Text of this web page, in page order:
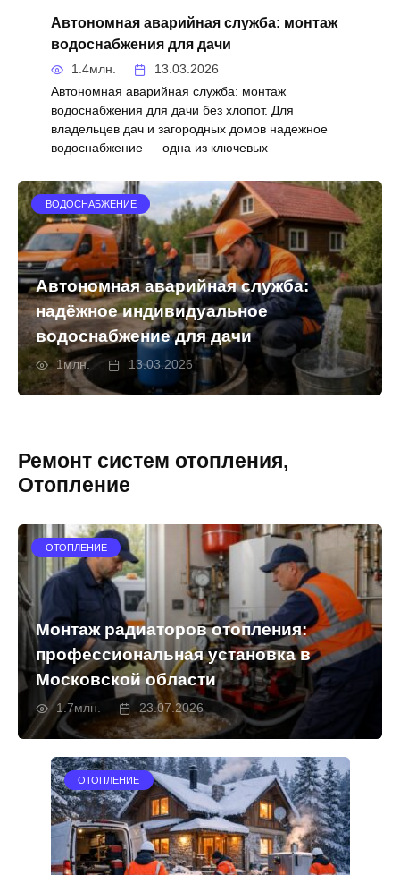
Автономная аварийная служба: монтаж
водоснабжения для дачи
1.4млн. 13.03.2026
Автономная аварийная служба: монтаж
водоснабжения для дачи без хлопот. Для
владельцев дач и загородных домов надежное
водоснабжение — одна из ключевых
ВОДОСНАБЖЕНИЕ
Автономная аварийная служба:
надёжное индивидуальное
водоснабжение для дачи
1млн. 13.03.2026
Ремонт систем отопления,
Отопление
ОТОПЛЕНИЕ
Монтаж радиаторов отопления:
профессиональная установка в
Московской области
1.7млн. 23.07.2026
ОТОПЛЕНИЕ